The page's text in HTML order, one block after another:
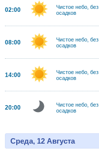
02:00
Чистое небо, без
осадков
08:00
Чистое небо, без
осадков
14:00
Чистое небо, без
осадков
20:00
Чистое небо, без
осадков
Среда, 12 Августа